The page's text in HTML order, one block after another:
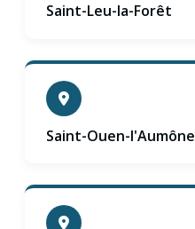
Saint-Leu-la-Forêt
Saint-Ouen-l'Aumône